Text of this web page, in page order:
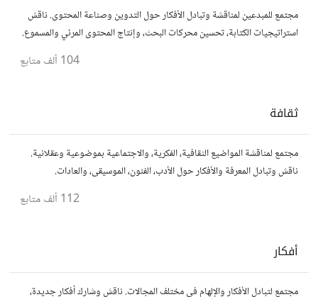
مجتمع للمبدعين لمناقشة وتبادل الأفكار حول التدوين وصناعة المحتوى. ناقش
استراتيجيات الكتابة، تحسين محركات البحث، وإنتاج المحتوى المرئي والمسموع.
104 ألف متابع
ثقافة
مجتمع لمناقشة المواضيع الثقافية، الفكرية، والاجتماعية بموضوعية وعقلانية.
ناقش وتبادل المعرفة والأفكار حول الأدب، الفنون، الموسيقى، والعادات.
112 ألف متابع
أفكار
مجتمع لتبادل الأفكار والإلهام في مختلف المجالات. ناقش وشارك أفكار جديدة،